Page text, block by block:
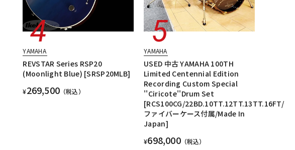
YAMAHA
REVSTAR Series RSP20
(Moonlight Blue) [SRSP20MLB]
¥269,500 （税込）
YAMAHA
USED 中古 YAMAHA 100TH
Limited Centennial Edition
Recording Custom Special
''Ciricote''Drum Set
[RCS100CG/22BD.10TT.12TT.13TT.16FT/
ファイバーケース付属/Made In
Japan]
¥698,000（税込）